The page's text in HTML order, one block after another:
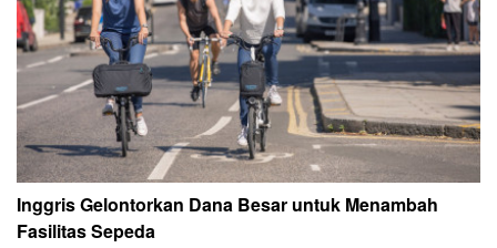
Inggris Gelontorkan Dana Besar untuk Menambah
Fasilitas Sepeda